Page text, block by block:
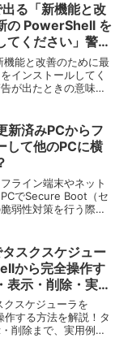
る「新機能と改
の PowerShell を
てください」警告
対処法
能と改善のために最
インストールしてく
が出たときの意味と
）や、メッセージ
まで初心者向けにま
済みPCからフ
して他のPCに横
ライン端末やネット
でSecure Boot（セ
弱性対策を行う際、
いか」と考えた...
スクスケジュー
から完全操作す
表示・削除・実
スケジューラを
する方法を解説！タ
削除まで、実用例と